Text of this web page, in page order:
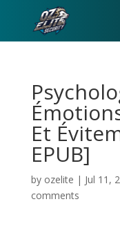
Et
EPUB]
by ozelite | Jul 11,
comments